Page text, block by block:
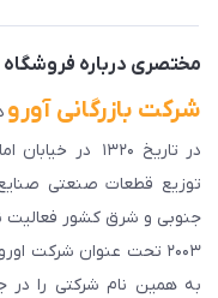
مختصری درباره فروشگاه
شرکت بازرگانی آورو
در تاریخ ۱۳۲۰
توزیع قطعات صنعتی
جنوبی و شرق کشور فعالیت
به همین نام شرکتی را